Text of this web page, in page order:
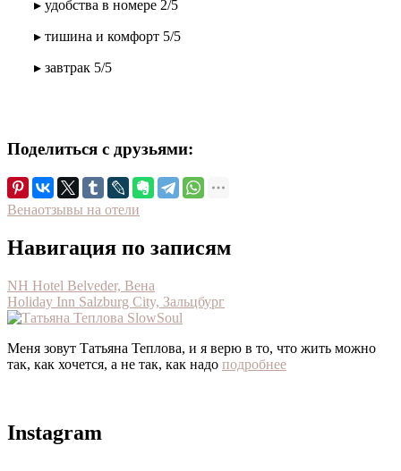
▸ удобства в номере 2/5
▸ тишина и комфорт 5/5
▸ завтрак 5/5
Поделиться с друзьями:
Венаотзывы на отели
Навигация по записям
NH Hotel Belveder, Вена
Holiday Inn Salzburg City, Зальцбург
Меня зовут Татьяна Теплова, и я верю в то, что жить можно
так, как хочется, а не так, как надо подробнее
Instagram